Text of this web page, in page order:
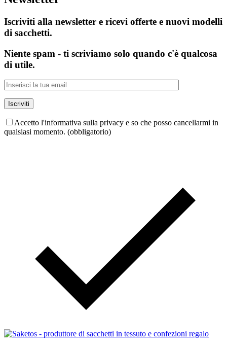
Iscriviti alla newsletter e ricevi offerte e nuovi modelli
di sacchetti.
Niente spam - ti scriviamo solo quando c'è qualcosa
di utile.
Accetto l'informativa sulla privacy e so che posso cancellarmi in
qualsiasi momento. (obbligatorio)